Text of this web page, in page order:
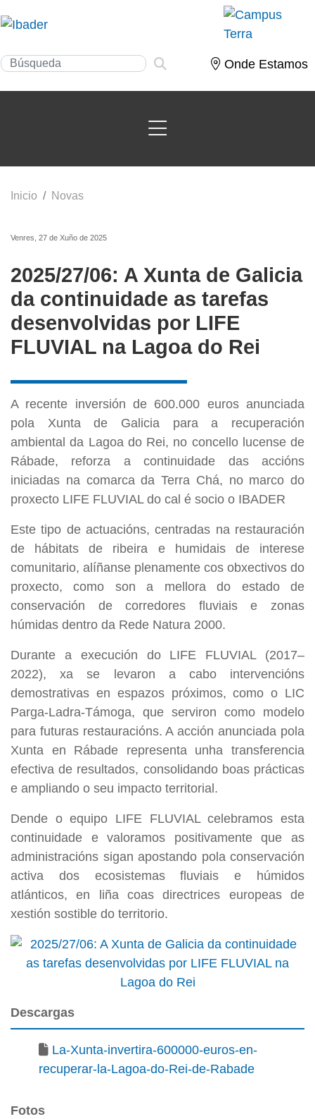
Onde Estamos
Inicio Novas
Venres, 27 de Xuño de 2025
2025/27/06: A Xunta de Galicia
da continuidade as tarefas
desenvolvidas por LIFE
FLUVIAL na Lagoa do Rei
A recente inversión de 600.000 euros anunciada
pola Xunta de Galicia para a recuperación
ambiental da Lagoa do Rei, no concello lucense de
Rábade, reforza a continuidade das accións
iniciadas na comarca da Terra Chá, no marco do
proxecto LIFE FLUVIAL do cal é socio o IBADER
Este tipo de actuacións, centradas na restauración
de hábitats de ribeira e humidais de interese
comunitario, alíñanse plenamente cos obxectivos do
proxecto, como son a mellora do estado de
conservación de corredores fluviais e zonas
húmidas dentro da Rede Natura 2000.
Durante a execución do LIFE FLUVIAL (2017–
2022), xa se levaron a cabo intervencións
demostrativas en espazos próximos, como o LIC
Parga-Ladra-Támoga, que serviron como modelo
para futuras restauracións. A acción anunciada pola
Xunta en Rábade representa unha transferencia
efectiva de resultados, consolidando boas prácticas
e ampliando o seu impacto territorial.
Dende o equipo LIFE FLUVIAL celebramos esta
continuidade e valoramos positivamente que as
administracións sigan apostando pola conservación
activa dos ecosistemas fluviais e húmidos
atlánticos, en liña coas directrices europeas de
xestión sostible do territorio.
Descargas
La-Xunta-invertira-600000-euros-en-
recuperar-la-Lagoa-do-Rei-de-Rabade
Fotos